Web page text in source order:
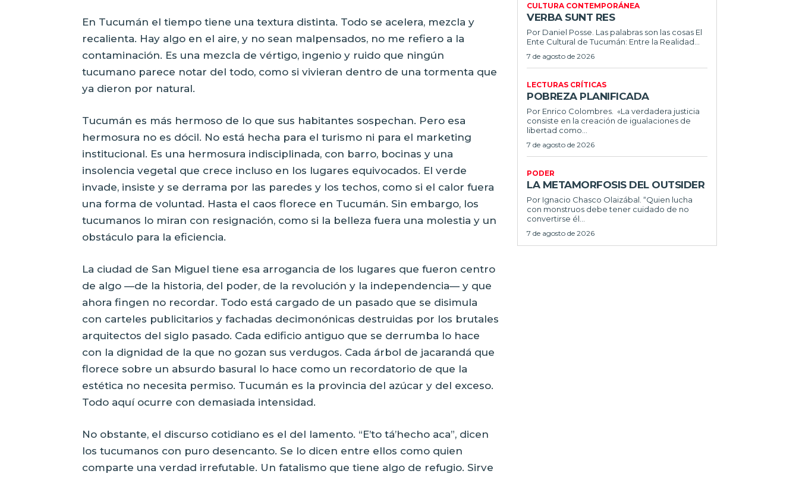
En Tucumán el tiempo tiene una textura distinta. Todo se acelera, mezcla y
recalienta. Hay algo en el aire, y no sean malpensados, no me refiero a la
contaminación. Es una mezcla de vértigo, ingenio y ruido que ningún
tucumano parece notar del todo, como si vivieran dentro de una tormenta que
ya dieron por natural.
Tucumán es más hermoso de lo que sus habitantes sospechan. Pero esa
hermosura no es dócil. No está hecha para el turismo ni para el marketing
institucional. Es una hermosura indisciplinada, con barro, bocinas y una
insolencia vegetal que crece incluso en los lugares equivocados. El verde
invade, insiste y se derrama por las paredes y los techos, como si el calor fuera
una forma de voluntad. Hasta el caos florece en Tucumán. Sin embargo, los
tucumanos lo miran con resignación, como si la belleza fuera una molestia y un
obstáculo para la eficiencia.
La ciudad de San Miguel tiene esa arrogancia de los lugares que fueron centro
de algo —de la historia, del poder, de la revolución y la independencia— y que
ahora fingen no recordar. Todo está cargado de un pasado que se disimula
con carteles publicitarios y fachadas decimonónicas destruidas por los brutales
arquitectos del siglo pasado. Cada edificio antiguo que se derrumba lo hace
con la dignidad de la que no gozan sus verdugos. Cada árbol de jacarandá que
florece sobre un absurdo basural lo hace como un recordatorio de que la
estética no necesita permiso. Tucumán es la provincia del azúcar y del exceso.
Todo aquí ocurre con demasiada intensidad.
No obstante, el discurso cotidiano es el del lamento. “E’to tá’hecho aca”, dicen
los tucumanos con puro desencanto. Se lo dicen entre ellos como quien
comparte una verdad irrefutable. Un fatalismo que tiene algo de refugio. Sirve
CULTURA CONTEMPORÁNEA
VERBA SUNT RES
Por Daniel Posse. Las palabras son las cosas El
Ente Cultural de Tucumán: Entre la Realidad...
7 de agosto de 2026
LECTURAS CRÍTICAS
POBREZA PLANIFICADA
Por Enrico Colombres. «La verdadera justicia
consiste en la creación de igualaciones de
libertad como...
7 de agosto de 2026
PODER
LA METAMORFOSIS DEL OUTSIDER
Por Ignacio Chasco Olaizábal. “Quien lucha
con monstruos debe tener cuidado de no
convertirse él...
7 de agosto de 2026